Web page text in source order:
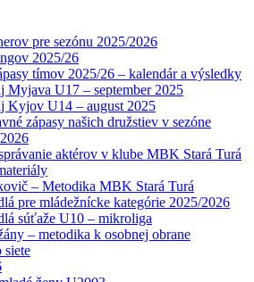
pre sezónu 2025/2026
2025/26
tímov 2025/26 – kalendár a výsledky
Myjava U17 – september 2025
Kyjov U14 – august 2025
zápasy našich družstiev v sezóne
aktérov v klube MBK Stará Turá
– Metodika MBK Stará Turá
pre mládežnícke kategórie 2025/2026
súťaže U10 – mikroliga
– metodika k osobnej obrane
siete